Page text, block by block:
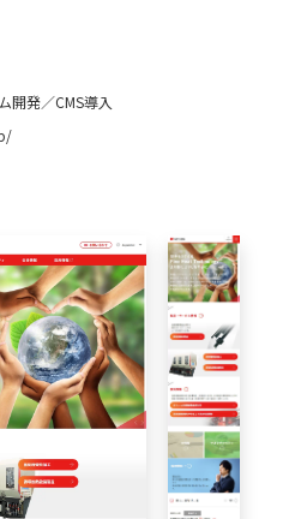
開発／CMS導入